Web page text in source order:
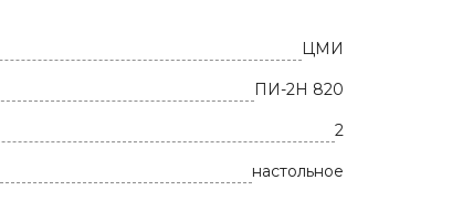
ЦМИ
ПИ-2Н 820
2
настольное